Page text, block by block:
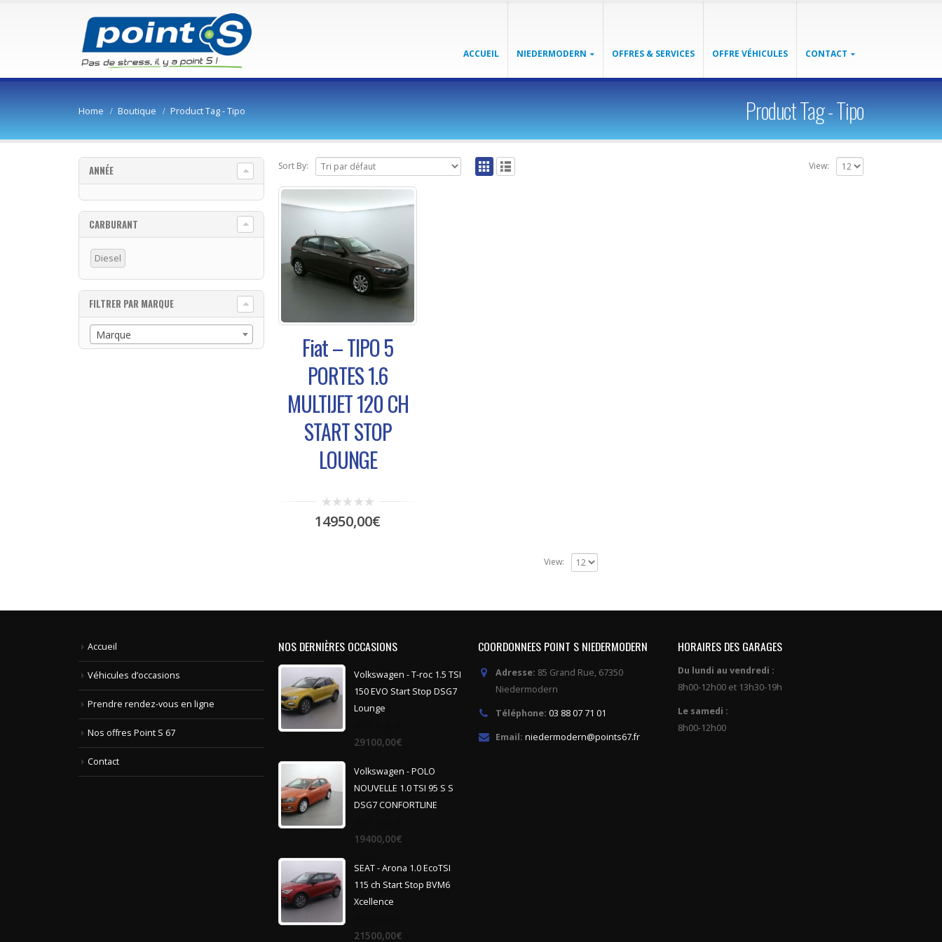
ACCUEIL NIEDERMODERN OFFRES & SERVICES OFFRE VÉHICULES CONTACT
Product Tag - Tipo
Home Boutique Product Tag -Tipo
Sort By: View:
Fiat – TIPO 5
PORTES 1.6
MULTIJET 120 CH
START STOP
LOUNGE
0
out
14950,00€
View:
ANNÉE
CARBURANT
Diesel
FILTRER PAR MARQUE
Marque
Accueil
Véhicules d’occasions
Prendre rendez-vous en ligne
Nos offres Point S 67
Contact
NOS DERNIÈRES OCCASIONS
Volkswagen - T-roc 1.5 TSI
150 EVO Start Stop DSG7
Lounge
0
out
29100,00€
Volkswagen - POLO
NOUVELLE 1.0 TSI 95 S S
DSG7 CONFORTLINE
0
out
19400,00€
SEAT - Arona 1.0 EcoTSI
115 ch Start Stop BVM6
Xcellence
0
21500,00€
COORDONNEES POINT S NIEDERMODERN
Adresse: 85 Grand Rue, 67350
Niedermodern
Téléphone: 03 88 07 71 01
Email: niedermodern@points67.fr
HORAIRES DES GARAGES
Du lundi au vendredi :
8h00-12h00 et 13h30-19h
Le samedi :
8h00-12h00